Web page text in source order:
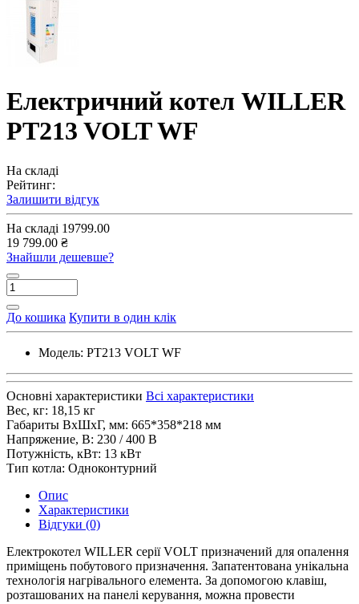
Електричний котел WILLER
PT213 VOLT WF
На складі
Рейтинг:
Залишити відгук
На складі 19799.00
19 799.00 ₴
Знайшли дешевше?
До кошика Купити в один клік
Модель: PT213 VOLT WF
Основні характеристики Всі характеристики
Вес, кг: 18,15 кг
Габариты ВхШхГ, мм: 665*358*218 мм
Напряжение, В: 230 / 400 В
Потужність, кВт: 13 кВт
Тип котла: Одноконтурний
Опис
Характеристики
Відгуки (0)
Електрокотел WILLER серії VOLT призначений для опалення
приміщень побутового призначення. Запатентована унікальна
технологія нагрівального елемента. За допомогою клавіш,
розташованих на панелі керування, можна провести